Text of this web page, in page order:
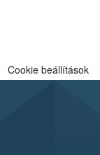
Cookie beállítások